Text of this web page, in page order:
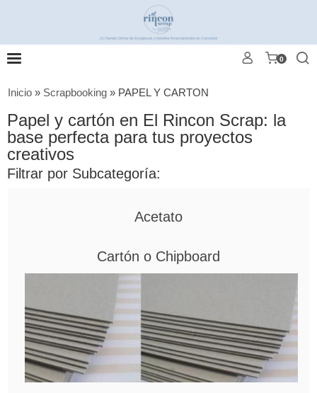
0
Inicio » Scrapbooking » PAPEL Y CARTON
Papel y cartón en El Rincon Scrap: la
base perfecta para tus proyectos
creativos
Filtrar por Subcategoría:
Acetato
Cartón o Chipboard